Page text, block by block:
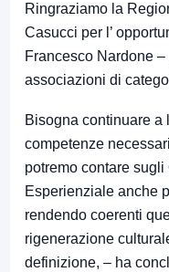
Ringraziamo la
Casucci per l’
Francesco Nardone
associazioni di
Bisogna continuare a
competenze
potremo contare
Esperienziale anche
rendendo coerenti
rigenerazione
definizione, – ha